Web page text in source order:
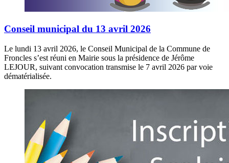
Conseil municipal du 13 avril 2026
Le lundi 13 avril 2026, le Conseil Municipal de la Commune de
Froncles s’est réuni en Mairie sous la présidence de Jérôme
LEJOUR, suivant convocation transmise le 7 avril 2026 par voie
dématérialisée.